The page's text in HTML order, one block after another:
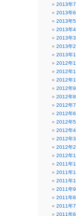
2013年7
2013年6
2013年5
2013年4
2013年3
2013年2
2013年1
2012年
2012年
2012年
2012年9
2012年8
2012年7
2012年6
2012年5
2012年4
2012年3
2012年2
2012年1
2011年
2011年
2011年
2011年9
2011年8
2011年7
2011年6